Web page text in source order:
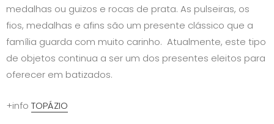
medalhas ou guizos e rocas de prata. As pulseiras, os
fios, medalhas e afins são um presente clássico que a
família guarda com muito carinho. Atualmente, este tipo
de objetos continua a ser um dos presentes eleitos para
oferecer em batizados.
+info TOPÁZIO